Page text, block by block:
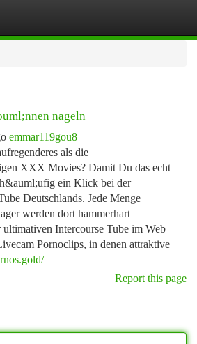
nageln
emmar119gou8
als die
XXX Movies? Damit Du das echt
ein Klick bei der
Deutschlands. Jede Menge
werden dort hammerhart
Intercourse Tube im Web
Pornoclips, in denen attraktive
Report this page